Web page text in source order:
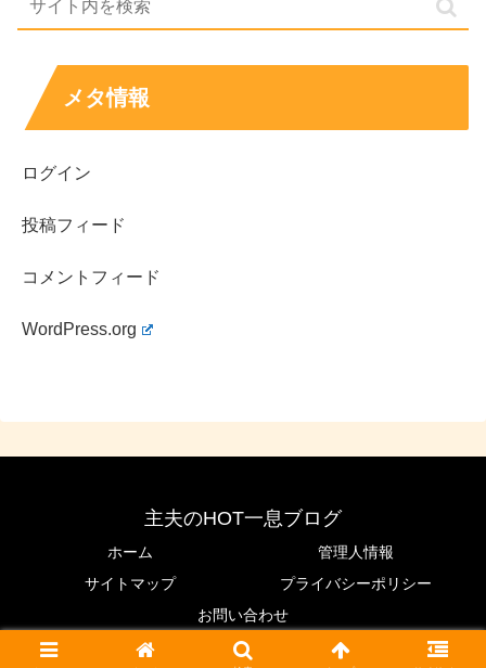
メタ情報
ログイン
投稿フィード
コメントフィード
WordPress.org
主夫のHOT一息ブログ
ホーム
管理人情報
サイトマップ
プライバシーポリシー
お問い合わせ
© 2020 主夫のHOT一息ブログ.